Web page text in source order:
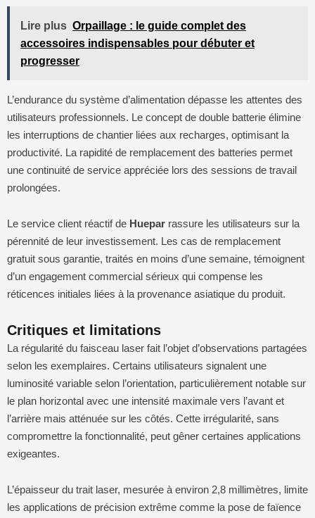
Lire plus Orpaillage : le guide complet des
accessoires indispensables pour débuter et
progresser
L’endurance du système d’alimentation dépasse les attentes des
utilisateurs professionnels. Le concept de double batterie élimine
les interruptions de chantier liées aux recharges, optimisant la
productivité. La rapidité de remplacement des batteries permet
une continuité de service appréciée lors des sessions de travail
prolongées.
Le service client réactif de Huepar rassure les utilisateurs sur la
pérennité de leur investissement. Les cas de remplacement
gratuit sous garantie, traités en moins d’une semaine, témoignent
d’un engagement commercial sérieux qui compense les
réticences initiales liées à la provenance asiatique du produit.
Critiques et limitations
La régularité du faisceau laser fait l’objet d’observations partagées
selon les exemplaires. Certains utilisateurs signalent une
luminosité variable selon l’orientation, particulièrement notable sur
le plan horizontal avec une intensité maximale vers l’avant et
l’arrière mais atténuée sur les côtés. Cette irrégularité, sans
compromettre la fonctionnalité, peut gêner certaines applications
exigeantes.
L’épaisseur du trait laser, mesurée à environ 2,8 millimètres, limite
les applications de précision extrême comme la pose de faïence